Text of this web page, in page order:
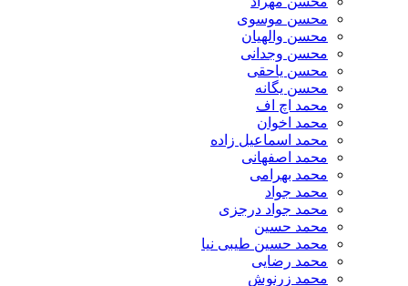
محسن موسوی
محسن والهیان
محسن وجدانی
محسن یاحقی
محسن یگانه
محمد اچ اف
محمد اخوان
محمد اسماعیل زاده
محمد اصفهانی
محمد بهرامی
محمد جواد
محمد جواد درجزی
محمد حسین
محمد حسین طیبی نیا
محمد رضایی
محمد زرنوش